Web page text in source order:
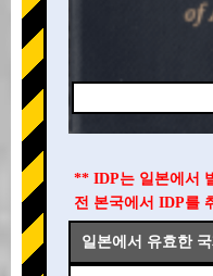
** IDP는 일본에서
전 본국에서 IDP를
일본에서 유효한